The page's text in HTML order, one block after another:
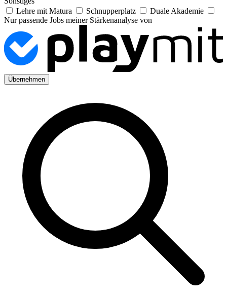
Lehre mit Matura
Schnupperplatz
Duale Akademie
Nur passende Jobs meiner Stärkenanalyse von
Übernehmen